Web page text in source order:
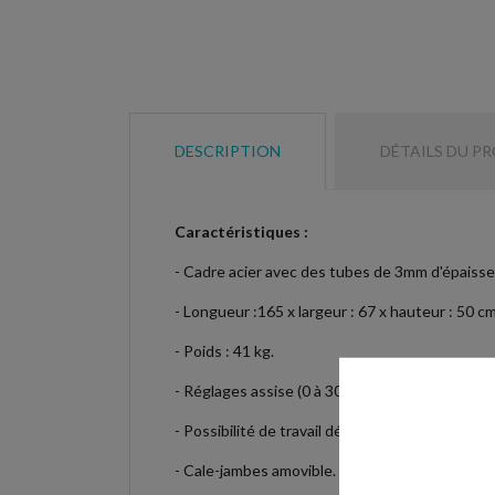
DESCRIPTION DÉTAILS DU
Caractéristiques :
- Cadre acier avec des tubes de 3mm
- Longueur :165 x largeur : 67 x hauteur : 50
- Poids : 41 kg.
- Réglages assise (0 à 30°) et dos (-20 à +90°).
- Possibilité de travail décliné.
- Cale-jambes amovible.